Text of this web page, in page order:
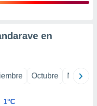
en
Octubre
1°C